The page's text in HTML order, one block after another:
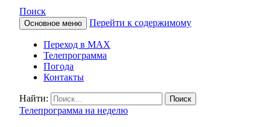
КАМЧАТСКОЕ
Поиск
Основное меню Перейти к содержимому
Переход в MAX
Телепрограмма
Погода
Контакты
Найти:
Телепрограмма на неделю